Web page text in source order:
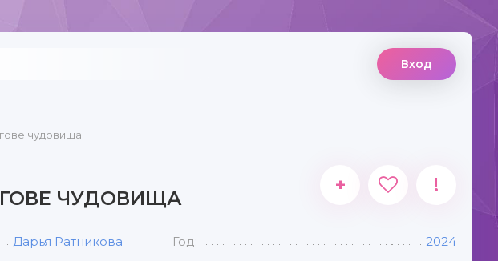
Вход
чудовища
ЧУДОВИЩА
+ !
Дарья Ратникова Год: 2024